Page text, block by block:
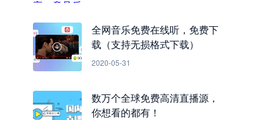
全网音乐免费在线听，免费下
载（支持无损格式下载）
2020-05-31
数万个全球免费高清直播源，
你想看的都有！